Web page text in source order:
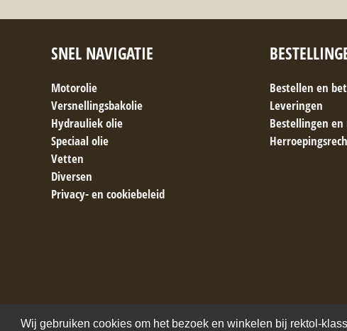
Wij gebruiken cookies om het bezoek en winkelen bij rektol-
SNEL NAVIGATIE
Motorolie
Versnellingsbakolie
Hydrauliek olie
Speciaal olie
Vetten
Diversen
Privacy- en cookiebeleid
Bestellen en
Leveringen
Bestellingen